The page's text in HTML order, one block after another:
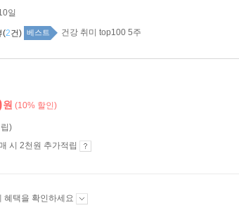
일
(2건) 베스트 건강 취미 top100 5주
원 (10% 할인)
)
시 2천원 추가적립
혜택을 확인하세요